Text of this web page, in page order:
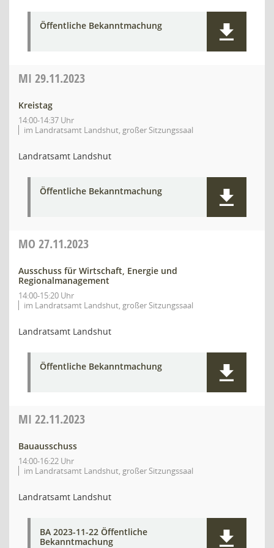
Öffentliche Bekanntmachung
MI 29.11.2023
Kreistag
14:00-14:37 Uhr
im Landratsamt Landshut, großer Sitzungssaal
Landratsamt Landshut
Öffentliche Bekanntmachung
MO 27.11.2023
Ausschuss für Wirtschaft, Energie und
Regionalmanagement
14:00-15:20 Uhr
im Landratsamt Landshut, großer Sitzungssaal
Landratsamt Landshut
Öffentliche Bekanntmachung
MI 22.11.2023
Bauausschuss
14:00-16:22 Uhr
im Landratsamt Landshut, großer Sitzungssaal
Landratsamt Landshut
BA 2023-11-22 Öffentliche
Bekanntmachung